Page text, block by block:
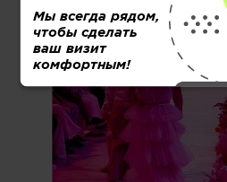
Мы всегда рядом,
чтобы сделать
ваш визит
комфортным!